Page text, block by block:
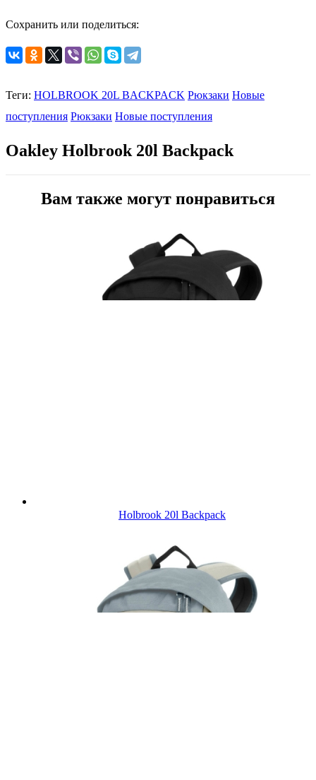
Сохранить или поделиться:
Теги: HOLBROOK 20L BACKPACK Рюкзаки Новые
поступления Рюкзаки Новые поступления
Oakley Holbrook 20l Backpack
Вам также могут понравиться
Holbrook 20l Backpack